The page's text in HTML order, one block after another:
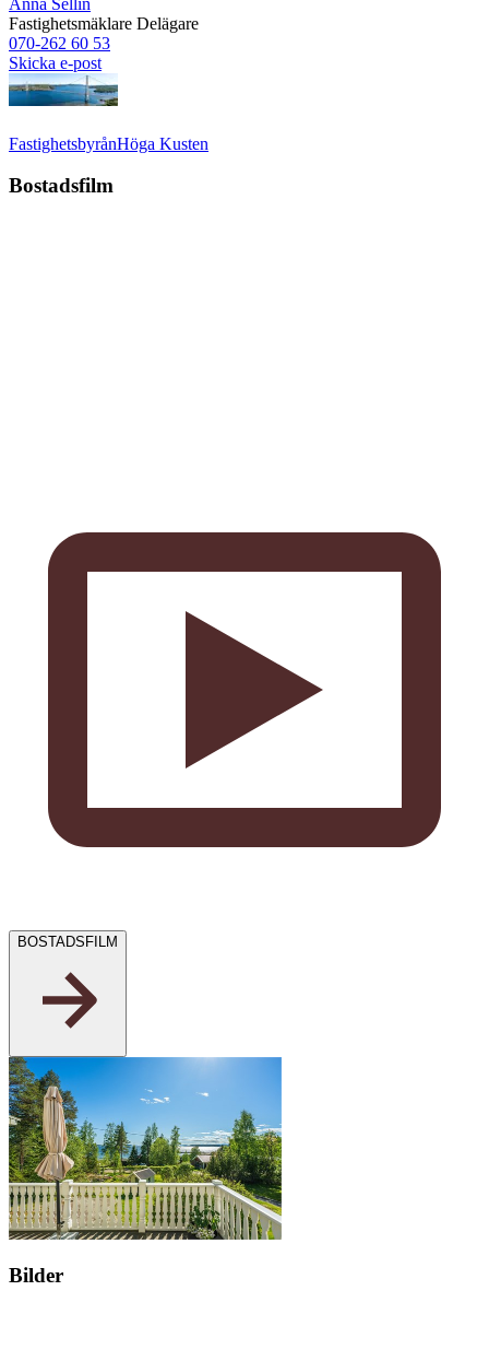
Fastighetsmäklare Delägare
070-262 60 53
Skicka e-post
FastighetsbyrånHöga Kusten
Bostadsfilm
BOSTADSFILM
Bilder